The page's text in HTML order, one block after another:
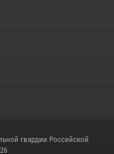
гвардии Российской